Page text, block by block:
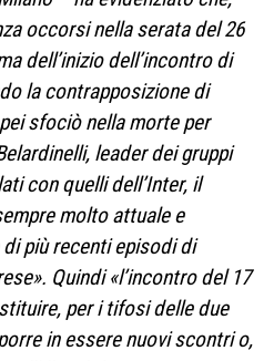
occorsi nella serata del 26
dell’inizio dell’incontro di
la contrapposizione di
sfociò nella morte per
leader dei gruppi
con quelli dell’Inter, il
molto attuale e
più recenti episodi di
Quindi «l’incontro del 17
per i tifosi delle due
in essere nuovi scontri o,